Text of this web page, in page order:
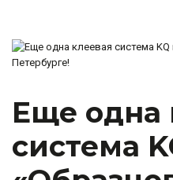
Еще одна
система